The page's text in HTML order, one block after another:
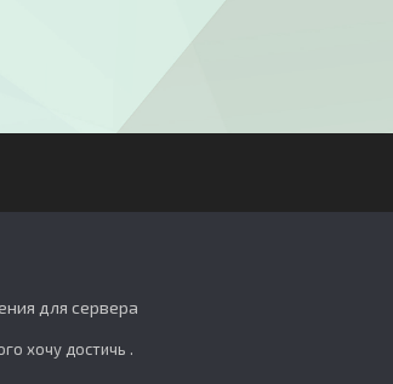
для сервера
хочу достичь .